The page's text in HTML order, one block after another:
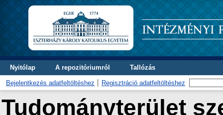
Nyitólap A repozitóriumról Tallózás
Bejelentkezés adatfeltöltéshez Regisztráció adatfeltöltéshez
Tudományterület